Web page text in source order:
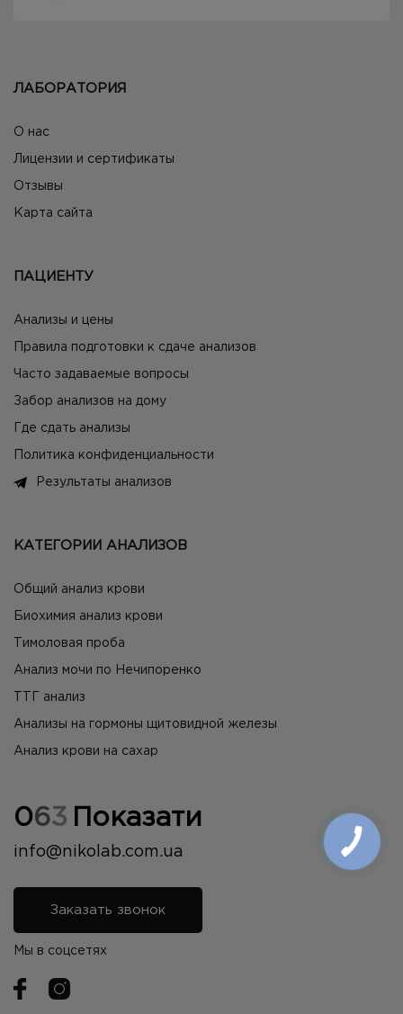
ЛАБОРАТОРИЯ
О нас
Лицензии и сертификаты
Отзывы
Карта сайта
ПАЦИЕНТУ
Анализы и цены
Правила подготовки к сдаче анализов
Часто задаваемые вопросы
Забор анализов на дому
Где сдать анализы
Политика конфиденциальности
Результаты анализов
КАТЕГОРИИ АНАЛИЗОВ
Общий анализ крови
Биохимия анализ крови
Тимоловая проба
Анализ мочи по Нечипоренко
ТТГ анализ
Анализы на гормоны щитовидной железы
Анализ крови на сахар
063 Показати
info@nikolab.com.ua
Заказать звонок
Мы в соцсетях